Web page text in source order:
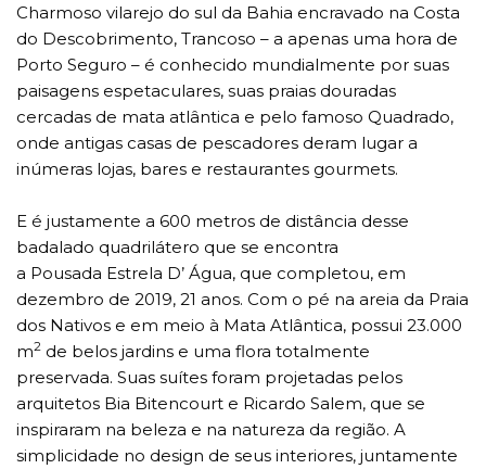
Charmoso vilarejo do sul da Bahia encravado na Costa
do Descobrimento, Trancoso – a apenas uma hora de
Porto Seguro – é conhecido mundialmente por suas
paisagens espetaculares, suas praias douradas
cercadas de mata atlântica e pelo famoso Quadrado,
onde antigas casas de pescadores deram lugar a
inúmeras lojas, bares e restaurantes gourmets.
E é justamente a 600 metros de distância desse
badalado quadrilátero que se encontra
a Pousada Estrela D’ Água, que completou, em
dezembro de 2019, 21 anos. Com o pé na areia da Praia
dos Nativos e em meio à Mata Atlântica, possui 23.000
m2 de belos jardins e uma flora totalmente
preservada. Suas suítes foram projetadas pelos
arquitetos Bia Bitencourt e Ricardo Salem, que se
inspiraram na beleza e na natureza da região. A
simplicidade no design de seus interiores, juntamente